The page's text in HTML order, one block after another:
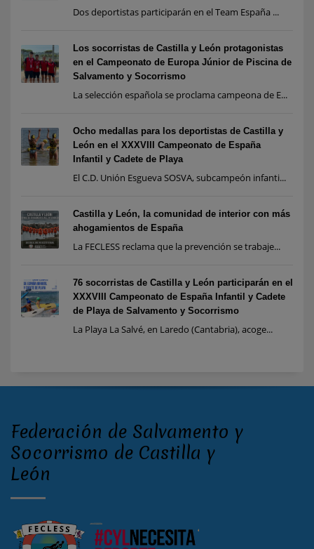
Dos deportistas participarán en el Team España ...
Los socorristas de Castilla y León protagonistas
en el Campeonato de Europa Júnior de Piscina de
Salvamento y Socorrismo
La selección española se proclama campeona de E...
Ocho medallas para los deportistas de Castilla y
León en el XXXVIII Campeonato de España
Infantil y Cadete de Playa
El C.D. Unión Esgueva SOSVA, subcampeón infanti...
Castilla y León, la comunidad de interior con más
ahogamientos de España
La FECLESS reclama que la prevención se trabaje...
76 socorristas de Castilla y León participarán en el
XXXVIII Campeonato de España Infantil y Cadete
de Playa de Salvamento y Socorrismo
La Playa La Salvé, en Laredo (Cantabria), acoge...
Federación de Salvamento y
Socorrismo de Castilla y
León